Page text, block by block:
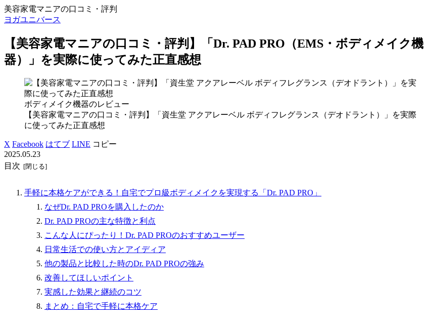
美容家電マニアの口コミ・評判
ヨガユニバース
【美容家電マニアの口コミ・評判】「Dr. PAD PRO（EMS・ボディメイク機
器）」を実際に使ってみた正直感想
ボディメイク機器のレビュー
【美容家電マニアの口コミ・評判】「資生堂 アクアレーベル ボディフレグランス（デオドラント）」を実際
に使ってみた正直感想
X Facebook はてブ LINE コピー
2025.05.23
目次
手軽に本格ケアができる！自宅でプロ級ボディメイクを実現する「Dr. PAD PRO」
なぜDr. PAD PROを購入したのか
Dr. PAD PROの主な特徴と利点
こんな人にぴったり！Dr. PAD PROのおすすめユーザー
日常生活での使い方とアイディア
他の製品と比較した時のDr. PAD PROの強み
改善してほしいポイント
実感した効果と継続のコツ
まとめ：自宅で手軽に本格ケア